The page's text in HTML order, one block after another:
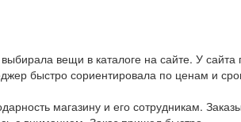
вещи в каталоге на сайте. У
быстро сориентировала по ценам и
магазину и его сотрудникам.